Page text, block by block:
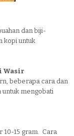
dan biji-
kopi untuk
Wasir
beberapa cara dan
untuk mengobati
10-15 gram. Cara